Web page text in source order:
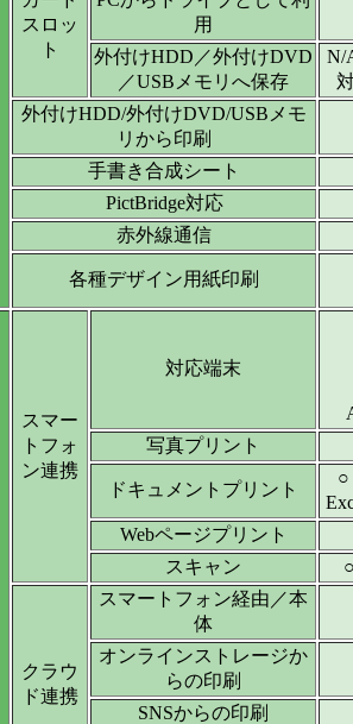
スロッ
ト
用
外付けHDD／外付けDVD
／USBメモリへ保存
N/
外付けHDD/外付けDVD/USBメモ
リから印刷
手書き合成シート
PictBridge対応
赤外線通信
各種デザイン用紙印刷
スマー
トフォ
ン連携
対応端末
写真プリント
ドキュメントプリント
○
Webページプリント
スキャン
クラウ
ド連携
スマートフォン経由／本
体
オンラインストレージか
らの印刷
SNSからの印刷